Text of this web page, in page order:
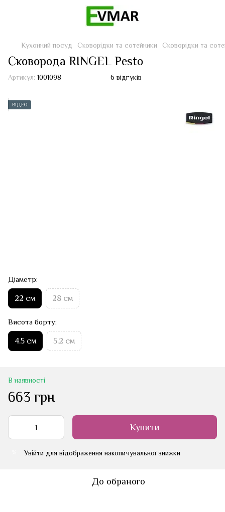
Кухонний посуд Сковорідки та сотейники Сковорідки та
Сковорода RINGEL Pesto
Артикул: 1001098 6 відгуків
ВІДЕО
Діаметр:
22 см 28 см
Висота борту:
4.5 см 5.2 см
В наявності
663 грн
Купити
Увійти для відображення накопичувальної знижки
До обраного